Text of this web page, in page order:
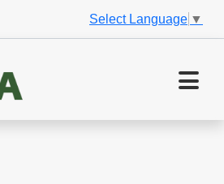
Select Language ▼